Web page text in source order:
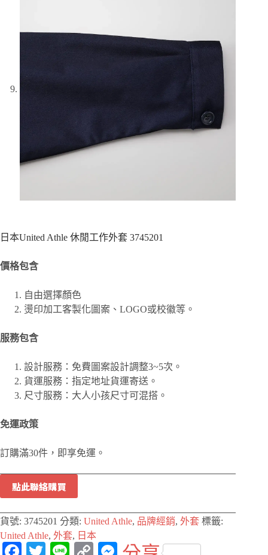
日本United Athle 休閒工作外套 3745201
價格包含
自由選擇顏色
燙印加工客製化圖案、 LOGO或校徽等。
服務包含
設計服務：免費圖案設計調整3~5次。
貨運服務：指定地址貨運寄送。
尺寸服務：大人小孩尺寸可混搭。
免運政策
訂購滿30件，即享免運。
點此聯絡購買
貨號: 3745201 分類: United Athle, 品牌經銷, 外套 標籤:
United Athle, 外套, 日本